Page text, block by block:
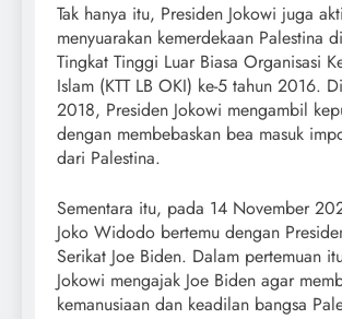
Tak hanya itu, Presiden Jokowi juga
menyuarakan kemerdekaan Palestina
Tingkat Tinggi Luar Biasa Organisasi
Islam (KTT LB OKI) ke-5 tahun 2016.
2018, Presiden Jokowi mengambil
dengan membebaskan bea masuk
dari Palestina.
Sementara itu, pada 14 November
Joko Widodo bertemu dengan
Serikat Joe Biden. Dalam pertemuan
Jokowi mengajak Joe Biden agar
kemanusiaan dan keadilan bangsa